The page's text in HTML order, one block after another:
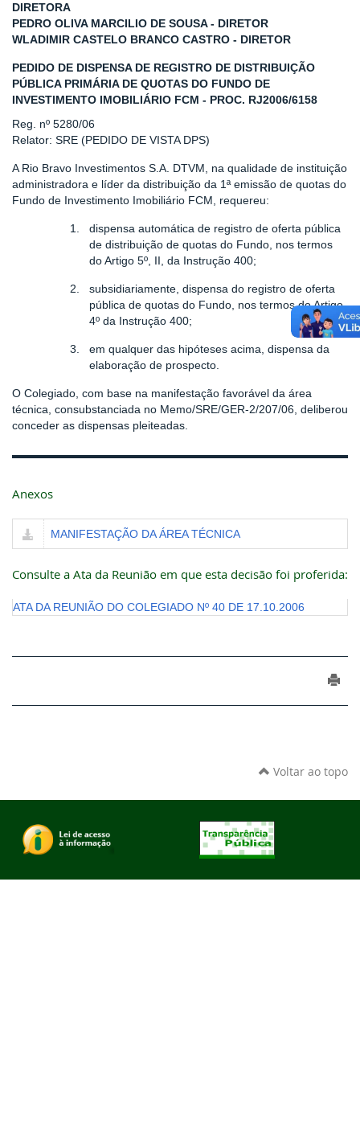
DIRETORA
PEDRO OLIVA MARCILIO DE SOUSA - DIRETOR
WLADIMIR CASTELO BRANCO CASTRO - DIRETOR
PEDIDO DE DISPENSA DE REGISTRO DE DISTRIBUIÇÃO
PÚBLICA PRIMÁRIA DE QUOTAS DO FUNDO DE
INVESTIMENTO IMOBILIÁRIO FCM - PROC. RJ2006/6158
Reg. nº 5280/06
Relator: SRE (PEDIDO DE VISTA DPS)
A Rio Bravo Investimentos S.A. DTVM, na qualidade de instituição
administradora e líder da distribuição da 1ª emissão de quotas do
Fundo de Investimento Imobiliário FCM, requereu:
1.
dispensa automática de registro de oferta pública
de distribuição de quotas do Fundo, nos termos
do Artigo 5º, II, da Instrução 400;
2.
subsidiariamente, dispensa do registro de oferta
pública de quotas do Fundo, nos termos do Artigo
4º da Instrução 400;
3.
em qualquer das hipóteses acima, dispensa da
elaboração de prospecto.
O Colegiado, com base na manifestação favorável da área
técnica, consubstanciada no Memo/SRE/GER-2/207/06, deliberou
conceder as dispensas pleiteadas.
Anexos
MANIFESTAÇÃO DA ÁREA TÉCNICA
Consulte a Ata da Reunião em que esta decisão foi proferida:
ATA DA REUNIÃO DO COLEGIADO Nº 40 DE 17.10.2006
Voltar ao topo